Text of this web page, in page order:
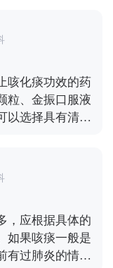
物和药物治疗。
通道阻滞药，β
当注意食用易消
、多种维生素
查后，遵医嘱服
咳化痰功效的药
粒、金振口服液
以选择具有清热
索口服液、易坦
一下血常规的检
用一些抗生素类
类药物的红霉
重的话，如果只
么效果的。
，应根据具体的
如果咳痰一般是
有过肺炎的情况